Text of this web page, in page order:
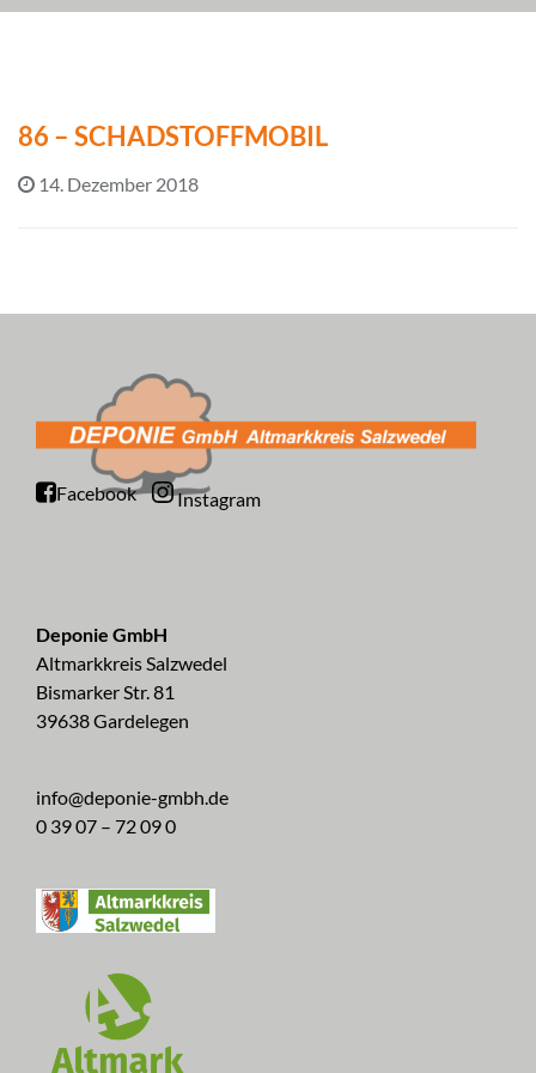
86 – SCHADSTOFFMOBIL
14. Dezember 2018
Facebook Instagram
Deponie GmbH
Altmarkkreis Salzwedel
Bismarker Str. 81
39638 Gardelegen
info@deponie-gmbh.de
0 39 07 – 72 09 0